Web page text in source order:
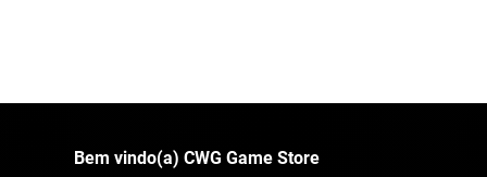
Bem vindo(a) CWG Game Store